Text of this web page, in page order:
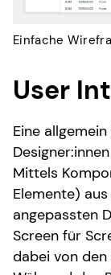
Einfache
User
Eine
Mittels
Elemente)
angepassten
Screen für
dabei von